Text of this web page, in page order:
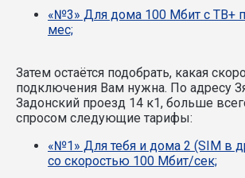
«№3» Для дома 100 Мбит с ТВ+
мес;
Затем остаётся подобрать, какая
подключения Вам нужна. По адресу
Задонский проезд 14 к1, больше
спросом следующие тарифы:
«№1» Для тебя и дома 2 (SIM в
со скоростью 100 Мбит/сек;